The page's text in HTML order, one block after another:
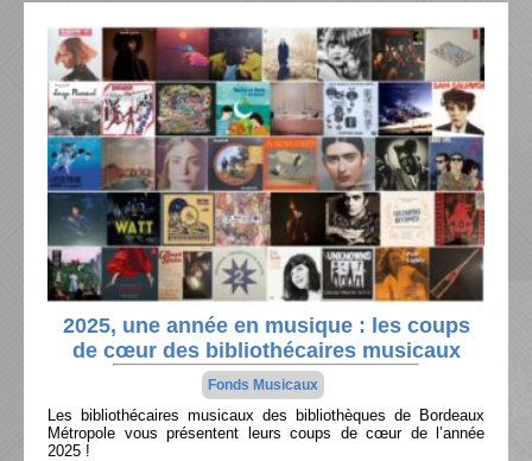
2025, une année en musique : les coups
de cœur des bibliothécaires musicaux
Fonds Musicaux
Les bibliothécaires musicaux des bibliothèques de Bordeaux
Métropole vous présentent leurs coups de cœur de l’année
2025 !